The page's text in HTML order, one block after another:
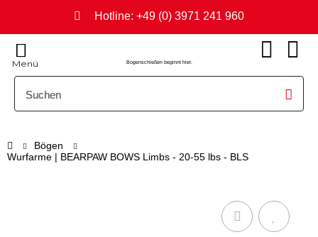
Hotline: +49 (0) 3971 241 960
Bogenschießen beginnt hier.
Menü
Bögen
Wurfarme | BEARPAW BOWS Limbs - 20-55 lbs - BLS